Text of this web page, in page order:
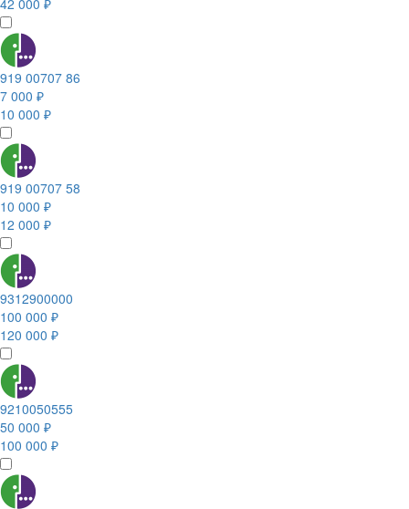
42 000 ₽
919 00707 86
7 000 ₽
10 000 ₽
919 00707 58
10 000 ₽
12 000 ₽
9312900000
100 000 ₽
120 000 ₽
9210050555
50 000 ₽
100 000 ₽